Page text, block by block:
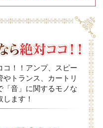
コ！！アンプ、スピー
トランス、カートリ
「音」に関するモノな
します！